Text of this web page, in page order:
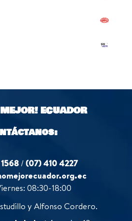
ECUADOR
/(07) 410 4227
08:30-18:00
y Alfonso Cordero.